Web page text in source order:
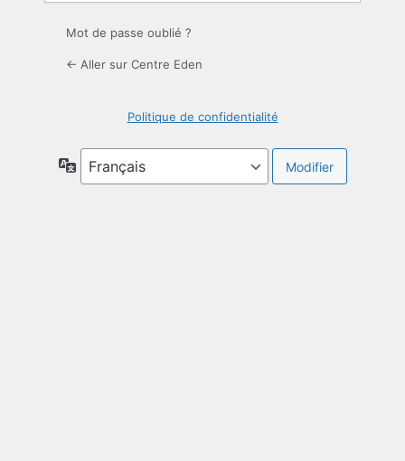
Mot de passe oublié ?
← Aller sur Centre Eden
Politique de confidentialité
Langue